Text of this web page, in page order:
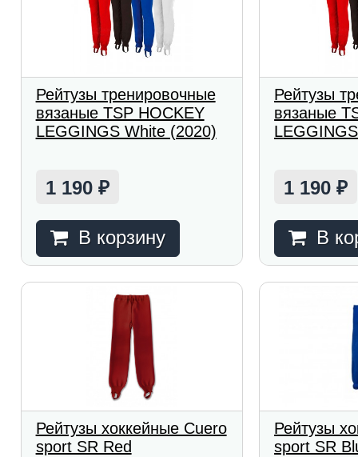
Рейтузы тренировочные
вязаные TSP HOCKEY
LEGGINGS White (2020)
1 190 ₽
В корзину
Рейтузы
вязаные
1 190₽
В
Рейтузы хоккейные Cuero
sport SR Red
Рейтузы
sport SR